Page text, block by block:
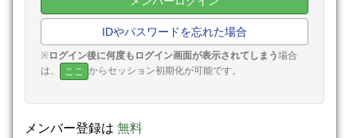
IDやパスワードを忘れた場合
※ログイン後に何度もログイン画面が表示されてしまう場合
は、
ここ からセッション初期化が可能です。
メンバー登録は 無料